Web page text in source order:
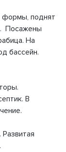
формы, поднят
Посажены
На
бассейн.
В